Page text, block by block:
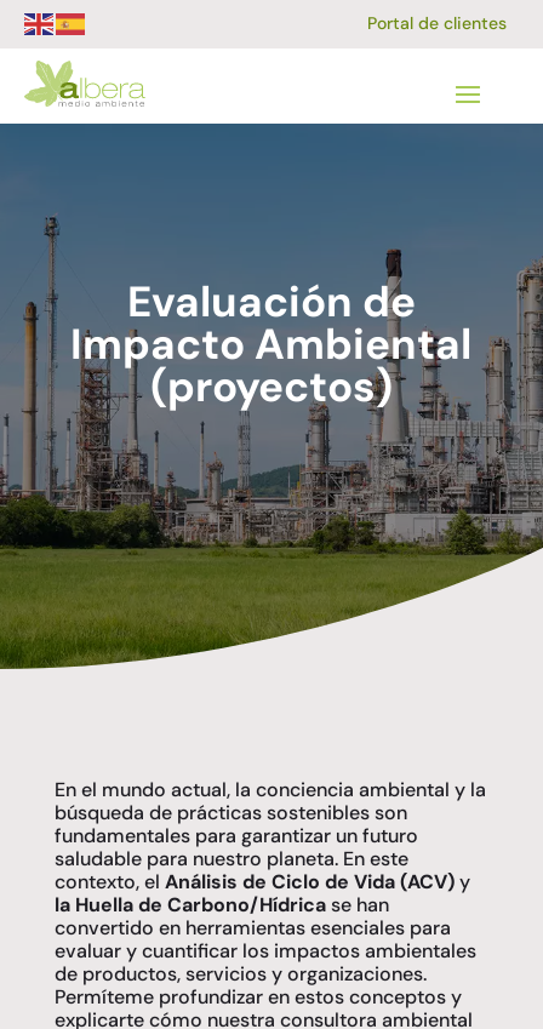
Portal de clientes
Evaluación de
Impacto Ambiental
(proyectos)
En el mundo actual, la conciencia ambiental y la
búsqueda de prácticas sostenibles son
fundamentales para garantizar un futuro
saludable para nuestro planeta. En este
contexto, el Análisis de Ciclo de Vida (ACV)y
la Huella de Carbono/Hídricase han
convertido en herramientas esenciales para
evaluar y cuantificar los impactos ambientales
de productos, servicios y organizaciones.
Permíteme profundizar en estos conceptos y
explicarte cómo nuestra consultora ambiental